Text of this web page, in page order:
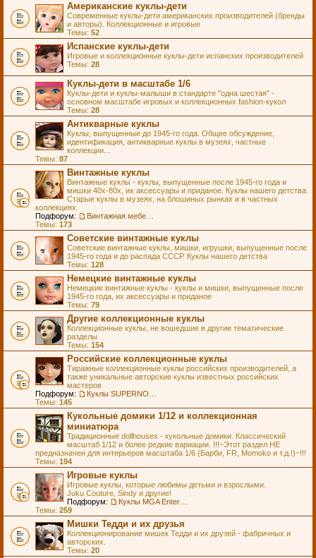
Американские куклы-дети
Современные куклы-дети американских производителей (бренды
и авторы). Коллекционные и игровые
Темы: 52
Испанские куклы-дети
Игровые и коллекционные куклы-дети испанских производителей
Темы: 28
Куклы-дети в масштабе 1/6
Куклы-дети и куклы-малыши в стандарте "одна шестая" -
основном масштабе игровых и коллекционных fashion-кукол
Темы: 28
Антикварные куклы
Куклы, выпущенные до 1945-го года. Общее обсуждение,
идентификация, антикварные куклы в музеях, частные
коллекции...
Темы: 87
Винтажные куклы
Винтажные куклы - куклы, выпущенные после 1945-го года и
мишки 40х-80х, их аксессуары и приданое. Куклы нашего детства.
Старые куклы в музеях, на блошиных рынках и в частных
коллекциях.
Подфорум:
Темы: 173
Советские винтажные куклы
Советские винтажные куклы, мишки, игрушки, выпущенные после
1945-го года и до распада СССР. Куклы нашего детства
Темы: 128
Немецкие винтажные куклы
Немецкие винтажные куклы - куклы и мишки, выпущенные после
1945-го года, их аксессуары и приданое
Темы: 79
Другие коллекционные куклы
Коллекционные куклы, не вошедшие в другие тематические
разделы
Темы: 154
Российские коллекционные куклы
Тиражные коллекционные куклы российских производителей, а
также уникальные авторские куклы известных российских
мастеров
Подфорум:
Темы: 145
Кукольные домики 1/12 и коллекционная
миниатюра
Традиционные dollhouses - кукольные домики. Классический
масштаб 1/12 и более редкие вариации. !!!~Этот раздел НЕ
предназначен для интерьеров масштаба 1/6 (Барби, FR, Momoko и т.д.!)~!!!
Темы: 194
Игровые куклы
Игровые куклы, которые любимы детьми и взрослыми.
Juku Couture, Sindy и другие!
Подфорум:
Темы: 259
Мишки Тедди и их друзья
Коллекционирование мишек Тедди и их друзей - фабричных и
авторских.
Темы: 20